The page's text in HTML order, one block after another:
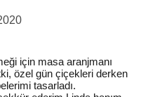
için masa aranjmanı
özel gün çiçekleri derken
tasarladı.